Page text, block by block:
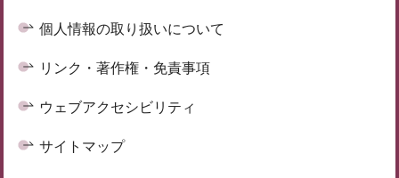
個人情報の取り扱いについて
リンク・著作権・免責事項
ウェブアクセシビリティ
サイトマップ